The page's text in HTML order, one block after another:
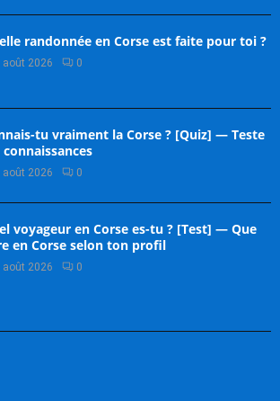
randonnée en Corse est faite pour toi ?
août 2026 0
tu vraiment la Corse ? [Quiz] — Teste
août 2026 0
voyageur en Corse es-tu ? [Test] — Que
en Corse selon ton profil
août 2026 0